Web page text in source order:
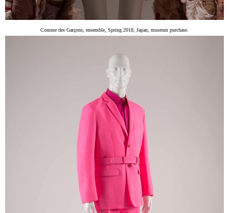
Comme des Garçons, ensemble, Spring 2018, Japan, museum purchase.